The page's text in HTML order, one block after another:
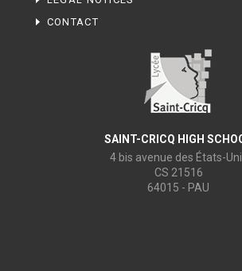
CONTACT
SAINT-CRICQ HIGH
4 bis avenue des États-
CS 21516
64015 - PAU